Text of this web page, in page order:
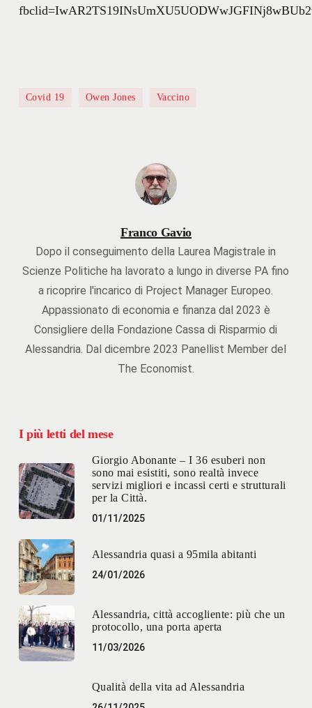
Covid 19 Owen Jones Vaccino
Franco Gavio
Dopo il conseguimento della Laurea Magistrale in
Scienze Politiche ha lavorato a lungo in diverse PA fino
a ricoprire l'incarico di Project Manager Europeo.
Appassionato di economia e finanza dal 2023 è
Consigliere della Fondazione Cassa di Risparmio di
Alessandria. Dal dicembre 2023 Panellist Member del
The Economist.
I più letti del mese
Giorgio Abonante – I 36 esuberi non
sono mai esistiti, sono realtà invece
servizi migliori e incassi certi e strutturali
per la Città.
01/11/2025
Alessandria quasi a 95mila abitanti
24/01/2026
Alessandria, città accogliente: più che un
protocollo, una porta aperta
11/03/2026
Qualità della vita ad Alessandria